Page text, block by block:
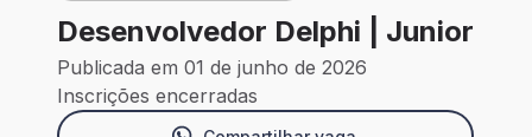
Desenvolvedor Delphi | Junior
Publicada em 01 de junho de 2026
Inscrições encerradas